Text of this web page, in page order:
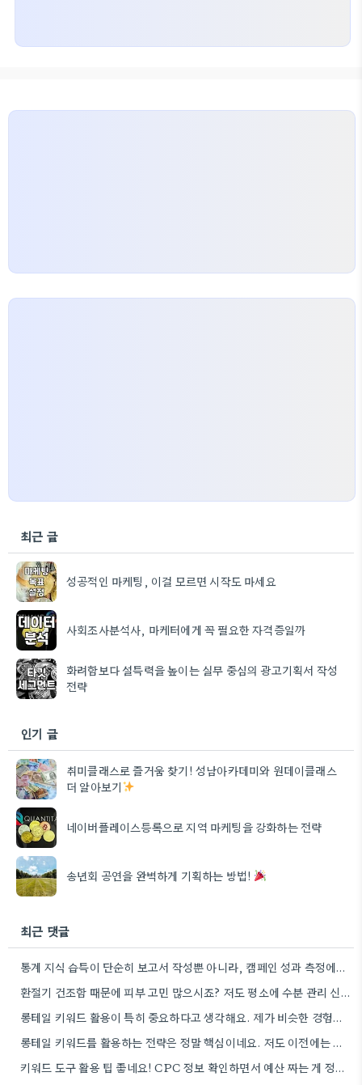
최근 글
성공적인 마케팅, 이걸 모르면 시작도 마세요
사회조사분석사, 마케터에게 꼭 필요한 자격증일까
화려함보다 설득력을 높이는 실무 중심의 광고기획서 작성
전략
인기 글
취미클래스로 즐거움 찾기! 성남아카데미와 원데이클래스
더 알아보기
네이버플레이스등록으로 지역 마케팅을 강화하는 전략
송년회 공연을 완벽하게 기획하는 방법!
최근 댓글
통계 지식 습득이 단순히 보고서 작성뿐 아니라, 캠페인 성과 측정에도 도움이 된다니 흥미롭네요.
환절기 건조함 때문에 피부 고민 많으시죠? 저도 평소에 수분 관리 신경 쓰느라 시간 오래 뺏깁니다.
롱테일 키워드 활용이 특히 중요하다고 생각해요. 제가 비슷한 경험을 할 때, 너무 일반적인 키워드에 집중했더니…
롱테일 키워드를 활용하는 전략은 정말 핵심이네요. 저도 이전에는 너무 넓은 범위의 키워드에 집중해서 예산을 낭비했던…
키워드 도구 활용 팁 좋네요! CPC 정보 확인하면서 예산 짜는 게 정말 중요할 것 같아요.